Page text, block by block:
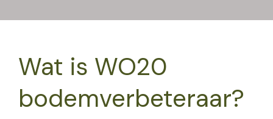
Wat is WO20
bodemverbeteraar?